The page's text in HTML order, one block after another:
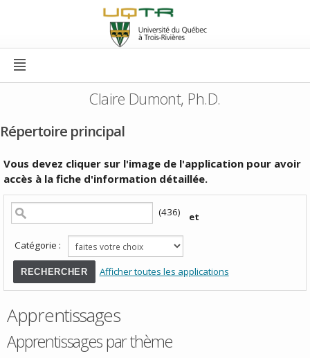
Claire Dumont, Ph.D.
Répertoire principal
Vous devez cliquer sur l'image de l'application pour avoir
accès à la fiche d'information détaillée.
(436) et
Catégorie :
RECHERCHER Afficher toutes les applications
Apprentissages
Apprentissages par thème